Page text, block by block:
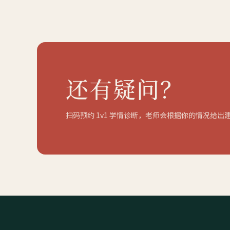
还有疑问？
扫码预约 1v1 学情诊断，老师会根据你的情况给出